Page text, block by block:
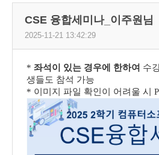
CSE 융합세미나_이주원님
2025-11-21 13:42:29
* 좌석이 있는 경우에 한하여 수
생들도 참석 가능
* 이미지 파일 확인이 어려울 시